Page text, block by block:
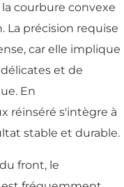
courbure convexe
La précision requise
car elle implique
et de
En
réinséré s'intègre à
stable et durable.
front, le